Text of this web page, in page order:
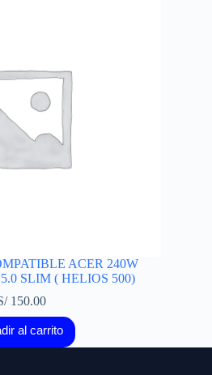
ACER 240W
SLIM ( HELIOS 500)
150.00
al carrito